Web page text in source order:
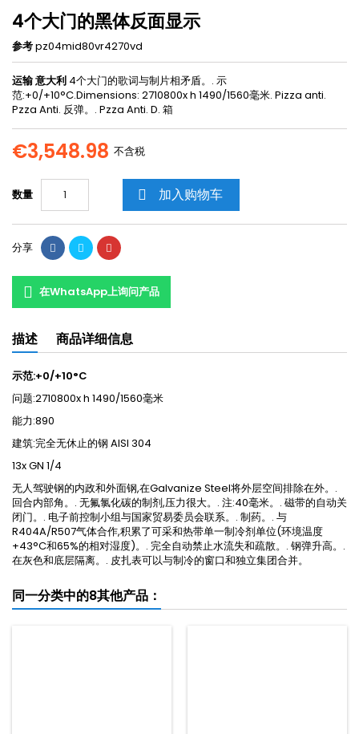
4个大门的黑体反面显示
参考pz04mid80vr4270vd
运输 意大利 4个大门的歌词与制片相矛盾。. 示
范:+0/+10°C.Dimensions: 2710800x h 1490/1560毫米. Pizza anti.
Pzza Anti. 反弹。. Pzza Anti. D. 箱
€3,548.98 不含税
数量  加入购物车
分享
在WhatsApp上询问产品
描述 商品详细信息
示范:+0/+10°C
问题:2710800x h 1490/1560毫米
能力:890
建筑:完全无休止的钢 AISI 304
13x GN 1/4
无人驾驶钢的内政和外面钢,在Galvanize Steel将外层空间排除在外。.
回合内部角。. 无氟氯化碳的制剂,压力很大。. 注:40毫米。. 磁带的自动关
闭门。. 电子前控制小组与国家贸易委员会联系。. 制药。. 与
R404A/R507气体合作,积累了可采和热带单一制冷剂单位(环境温度
+43°C和65%的相对湿度)。. 完全自动禁止水流失和疏散。. 钢弹升高。.
在灰色和底层隔离。. 皮扎表可以与制冷的窗口和独立集团合并。
同一分类中的8其他产品：